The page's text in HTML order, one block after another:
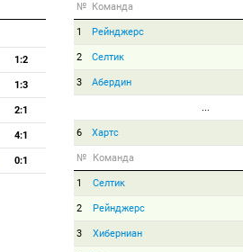
1:2
1:3
2:1
4:1
0:1
№ Команда
1 Рейнджерс
2 Селтик
3 Абердин
...
6 Хартс
№ Команда
1 Селтик
2 Рейнджерс
3 Хиберниан